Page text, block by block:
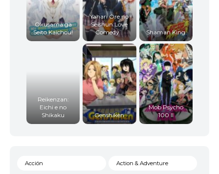
Okusama ga
Seito Kaichou!
Yahari Ore no
Seishun Love
Comedy...
Shaman King
Reikenzan:
Eichi e no
Shikaku
Genshiken
Mob Psycho
100 II
Acción Action & Adventure